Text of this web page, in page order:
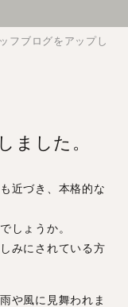
フブログをアップし
ました。
近づき、本格的な
しょうか。
みにされている方
や風に見舞われま